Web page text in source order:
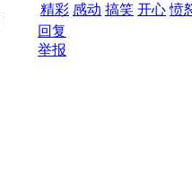
精彩 感动 搞笑 开心 愤
回复
举报